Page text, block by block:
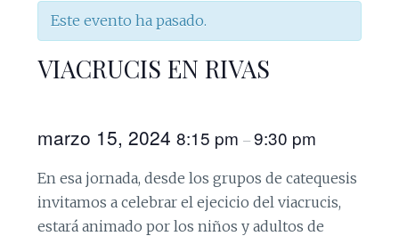
Este evento ha pasado.
VIACRUCIS EN RIVAS
marzo 15, 20248:15 pm–9:30 pm
En esa jornada, desde los grupos de catequesis
invitamos a celebrar el ejecicio del viacrucis,
estará animado por los niños y adultos de